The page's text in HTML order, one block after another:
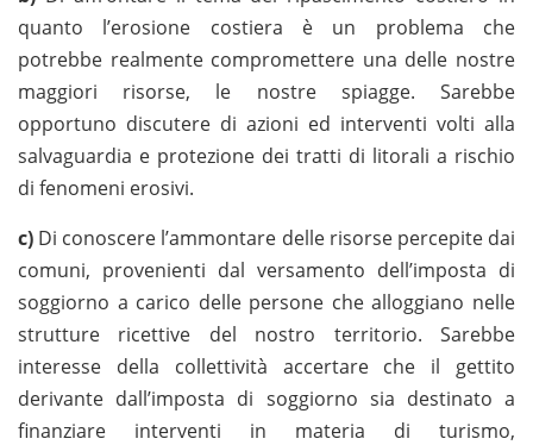
quanto l’erosione costiera è un problema che
potrebbe realmente compromettere una delle nostre
maggiori risorse, le nostre spiagge. Sarebbe
opportuno discutere di azioni ed interventi volti alla
salvaguardia e protezione dei tratti di litorali a rischio
di fenomeni erosivi.
c) Di conoscere l’ammontare delle risorse percepite dai
comuni, provenienti dal versamento dell’imposta di
soggiorno a carico delle persone che alloggiano nelle
strutture ricettive del nostro territorio. Sarebbe
interesse della collettività accertare che il gettito
derivante dall’imposta di soggiorno sia destinato a
finanziare interventi in materia di turismo,